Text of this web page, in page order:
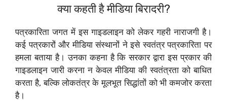
क्या कहती है मीडिया बिरादरी?
पत्रकारिता जगत में इस गाइडलाइन को लेकर गहरी नाराजगी है।
कई पत्रकारों और मीडिया संस्थानों ने इसे स्वतंत्र पत्रकारिता पर
हमला बताया है। उनका कहना है कि सरकार द्वारा इस प्रकार की
गाइडलाइन जारी करना न केवल मीडिया की स्वतंत्रता को बाधित
करता है, बल्कि लोकतंत्र के मूलभूत सिद्धांतों को भी कमजोर करता
है।